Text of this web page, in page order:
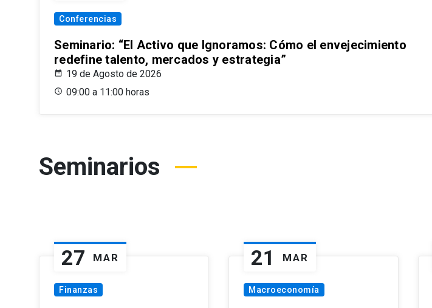
Conferencias
Seminario: “El Activo que Ignoramos: Cómo el envejecimiento
redefine talento, mercados y estrategia”
19 de Agosto de 2026
09:00 a 11:00 horas
Seminarios
27 MAR
Finanzas
21 MAR
Macroeconomía